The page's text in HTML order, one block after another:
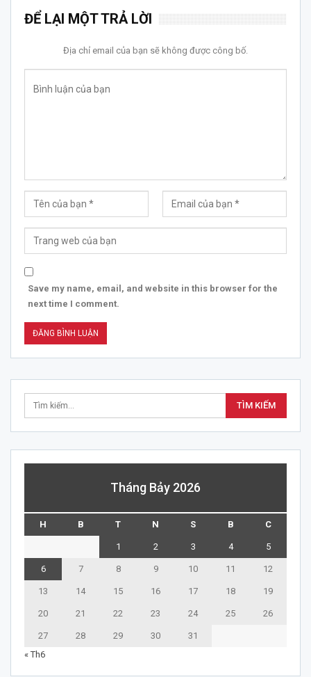
ĐỂ LẠI MỘT TRẢ LỜI
Địa chỉ email của bạn sẽ không được công bố.
Save my name, email, and website in this browser for the
next time I comment.
Tháng Bảy 2026
H B T N S B C
1 2 3 4 5
6 7 8 9 10 11 12
13 14 15 16 17 18 19
20 21 22 23 24 25 26
27 28 29 30
31
« Th6